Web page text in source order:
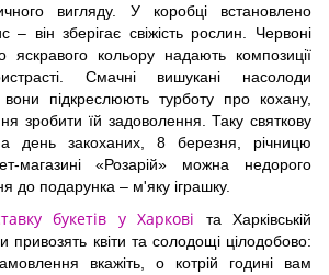
вигляду. У коробці встановлено
– він зберігає свіжість рослин. Червоні
яскравого кольору надають композиції
Смачні вишукані насолоди
підкреслюють турботу про кохану,
зробити їй задоволення. Таку святкову
день закоханих, 8 березня, річницю
магазині «Розарій» можна недорого
до подарунка – м'яку іграшку.
букетів у Харкові та Харківській
привозять квіти та солодощі цілодобово:
вкажіть, о котрій годині вам